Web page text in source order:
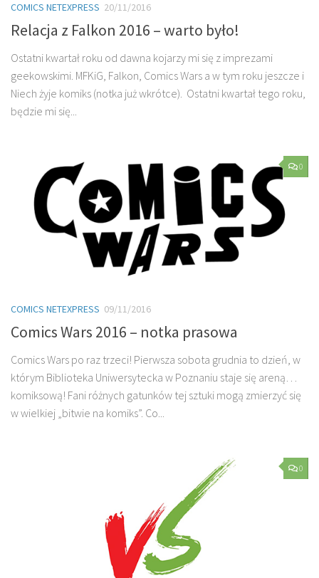
COMICS NETEXPRESS 20/11/2016
Relacja z Falkon 2016 – warto było!
Ostatni kwartał roku od dawna kojarzy mi się z imprezami
geekowskimi. MFKiG, Falkon, Comics Wars a w tym roku jeszcze i
Niech żyje komiks (notka już wkrótce). Ostatni kwartał tego roku,
będzie mi się...
0
COMICS NETEXPRESS 09/11/2016
Comics Wars 2016 – notka prasowa
Comics Wars po raz trzeci! Pierwsza sobota grudnia to dzień, w
którym Biblioteka Uniwersytecka w Poznaniu staje się areną…
komiksową! Fani różnych gatunków tej sztuki mogą zmierzyć się
w wielkiej „bitwie na komiks”. Co...
0